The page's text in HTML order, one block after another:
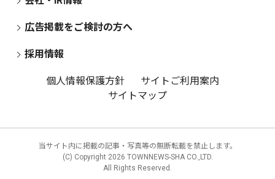
広告掲載をご検討の方へ
採用情報
個人情報保護方針
サイトご利用案内
サイトマップ
当サイト内に掲載の記事・写真等の無断転載を禁止します。
(C) Copyright 2026 TOWNNEWS-SHA CO.,LTD.
All Rights Reserved.